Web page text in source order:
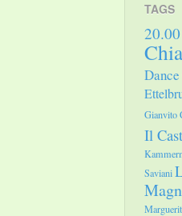
TAGS
20.00
Gianvito
Il
Saviani